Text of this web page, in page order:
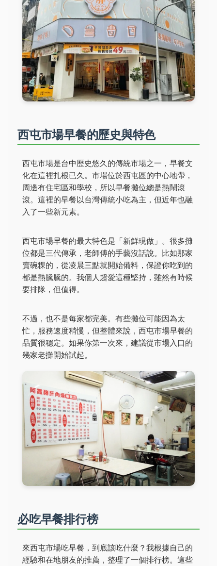
西屯市場早餐的歷史與特色
西屯市場是台中歷史悠久的傳統市場之一，早餐文
化在這裡扎根已久。市場位於西屯區的中心地帶，
周邊有住宅區和學校，所以早餐攤位總是熱鬧滾
滾。這裡的早餐以台灣傳統小吃為主，但近年也融
入了一些新元素。
西屯市場早餐的最大特色是「新鮮現做」。很多攤
位都是三代傳承，老師傅的手藝沒話說。比如那家
賣碗粿的，從凌晨三點就開始備料，保證你吃到的
都是熱騰騰的。我個人超愛這種堅持，雖然有時候
要排隊，但值得。
不過，也不是每家都完美。有些攤位可能因為太
忙，服務速度稍慢，但整體來說，西屯市場早餐的
品質很穩定。如果你第一次來，建議從市場入口的
幾家老攤開始試起。
必吃早餐排行榜
來西屯市場吃早餐，到底該吃什麼？我根據自己的
經驗和在地朋友的推薦，整理了一個排行榜。這些